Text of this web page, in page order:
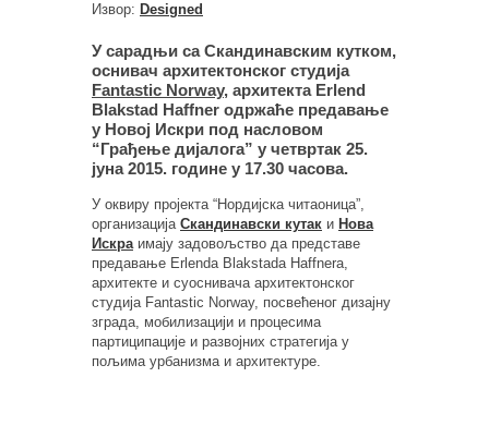
Извор: Designed
У сарадњи са Скандинавским кутком,
оснивач архитектонског студија
Fantastic Norway, архитекта Erlend
Blakstad Haffner одржаће предавање
у Новој Искри под насловом
“Грађење дијалога” у четвртак 25.
јуна 2015. године у 17.30 часова.
У оквиру пројекта “Нордијска читаоница”,
организација Скандинавски кутак и Нова
Искраимају задовољство да представе
предавање Erlendа Blakstadа Haffnerа,
архитекте и суоснивача архитектонског
студија Fantastic Norway, посвећеног дизајну
зграда, мобилизацији и процесима
партиципације и развојних стратегија у
пољима урбанизма и архитектуре.